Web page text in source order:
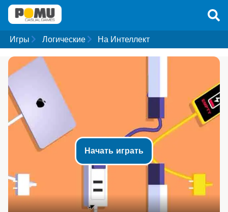
Игры Логические На Интеллект
Начать играть